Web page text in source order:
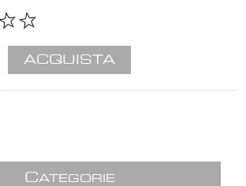
CATEGORIE